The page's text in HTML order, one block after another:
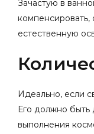
Зачастую в
естественную
Идеально, если
Его должно быть
выполнения